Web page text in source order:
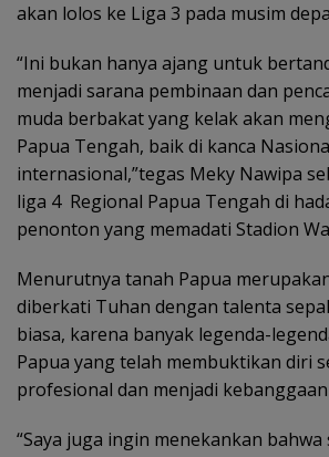
akan lolos ke Liga 3 pada musim
“Ini bukan hanya ajang untuk
menjadi sarana pembinaan dan
muda berbakat yang kelak akan
Papua Tengah, baik di kanca
internasional,”tegas Meky Nawipa
liga 4 Regional Papua Tengah di
penonton yang memadati Stadion
Menurutnya tanah Papua
diberkati Tuhan dengan talenta
biasa, karena banyak legenda-
Papua yang telah membuktikan diri
profesional dan menjadi
“Saya juga ingin menekankan